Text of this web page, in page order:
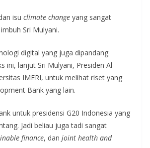
isu climate change yang sangat
imbuh Sri Mulyani.
digital yang juga dipandang
ini, lanjut Sri Mulyani, Presiden Al
IMERI, untuk melihat riset yang
Bank yang lain.
untuk presidensi G20 Indonesia yang
Jadi beliau juga tadi sangat
finance, dan joint health and